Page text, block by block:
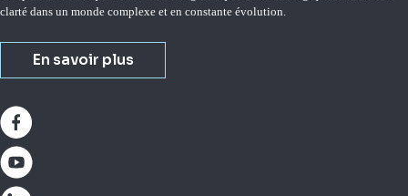
clarté dans un monde complexe et en constante évolution.
En savoir plus